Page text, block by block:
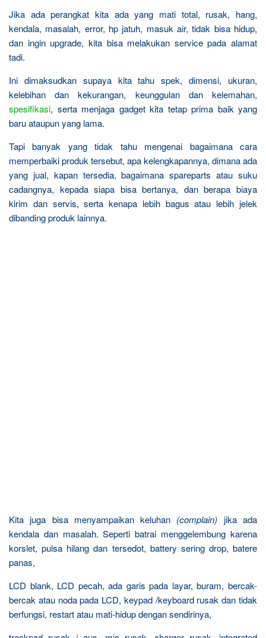
Jika ada perangkat kita ada yang mati total, rusak, hang,
kendala, masalah, error, hp jatuh, masuk air, tidak bisa hidup,
dan ingin upgrade, kita bisa melakukan service pada alamat
tadi.
Ini dimaksudkan supaya kita tahu spek, dimensi, ukuran,
kelebihan dan kekurangan, keunggulan dan kelemahan,
spesifikasi, serta menjaga gadget kita tetap prima baik yang
baru ataupun yang lama.
Tapi banyak yang tidak tahu mengenai bagaimana cara
memperbaiki produk tersebut, apa kelengkapannya, dimana ada
yang jual, kapan tersedia, bagaimana spareparts atau suku
cadangnya, kepada siapa bisa bertanya, dan berapa biaya
kirim dan servis, serta kenapa lebih bagus atau lebih jelek
dibanding produk lainnya.
Kita juga bisa menyampaikan keluhan (complain) jika ada
kendala dan masalah. Seperti batrai menggelembung karena
korslet, pulsa hilang dan tersedot, battery sering drop, batere
panas,
LCD blank, LCD pecah, ada garis pada layar, buram, bercak-
bercak atau noda pada LCD, keypad /keyboard rusak dan tidak
berfungsi, restart atau mati-hidup dengan sendirinya,